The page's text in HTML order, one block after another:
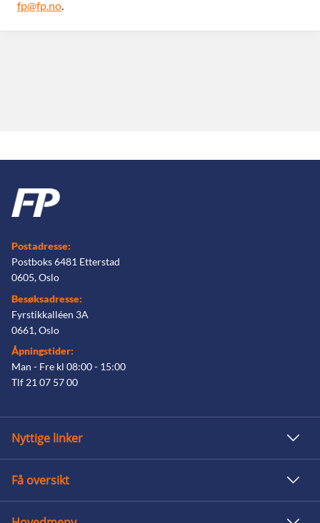
fp@fp.no.
Nyttige linker
Få oversikt
Postadresse:
Postboks 6481 Etterstad
0605, Oslo
Besøksadresse:
Fyrstikkalléen 3A
0661, Oslo
Åpningstider:
Man - Fre kl 08:00 - 15:00
Tlf 21 07 57 00